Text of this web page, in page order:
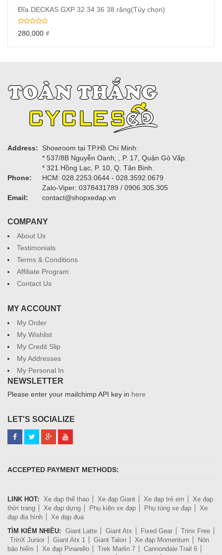
Đĩa DECKAS GXP 32 34 36 38 răng(Tùy chọn)
280,000 ₫
Address:
Showroom tại TP.Hồ Chí Minh:
* 537/8B Nguyễn Oanh, , P. 17, Quận Gò Vấp.
* 321 Hồng Lạc, P. 10, Q. Tân Bình.
Phone:
HCM: 028.2253.0644 - 028.3592.0679
Zalo-Viper: 0378431789 / 0906.305.305
Email:
contact@shopxedap.vn
COMPANY
About Us
Testimonials
Terms & Conditions
Affiliate Program
Contact Us
MY ACCOUNT
My Order
My Wishlist
My Credit Slip
My Addresses
My Personal In
NEWSLETTER
Please enter your mailchimp API key in here
LET'S SOCIALIZE
ACCEPTED PAYMENT METHODS:
LINK HOT: Xe đạp thể thao Xe đạp Giant Xe đạp trẻ em
Xe đạp
thời trang
Xe đạp dựng Phụ kiện xe đạp Phụ tùng xe đạp
Xe
đạp địa hình
Xe đạp đua
TÌM KIẾM NHIỀU:
Giant Latte Giant Atx Fixed Gear
Trinx Free
TrinX Junior
Giant Atx 1 Giant Talon Xe đạp Momentum
Nón
bảo hiểm
Xe đạp Pinarello Trek Marlin 7
Cannondale Trail 6